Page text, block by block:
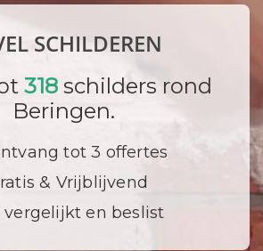
te werk?
SCHILDEREN
318 schilders rond
Beringen.
tot 3 offertes
& Vrijblijvend
vergelijkt en beslist